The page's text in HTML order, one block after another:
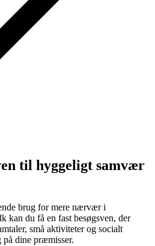
til hyggeligt samvær
brug for mere nærvær i
kan du få en fast besøgsven, der
små aktiviteter og socialt
dine præmisser.